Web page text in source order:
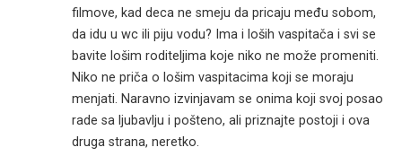
filmove, kad deca ne smeju da pricaju među sobom,
da idu u wc ili piju vodu? Ima i loših vaspitača i svi se
bavite lošim roditeljima koje niko ne može promeniti.
Niko ne priča o lošim vaspitacima koji se moraju
menjati. Naravno izvinjavam se onima koji svoj posao
rade sa ljubavlju i pošteno, ali priznajte postoji i ova
druga strana, neretko.